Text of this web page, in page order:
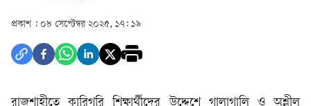
প্রকাশ : ০৮ সেপ্টেম্বর ২০২৫, ১৭: ১৯
রাজশাহীতে কারিগরি শিক্ষার্থীদের উদ্দেশে গালাগালি ও অশ্লীল